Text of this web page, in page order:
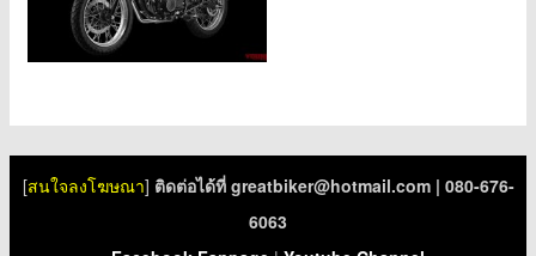
[สนใจลงโฆษณา] ติดต่อได้ที่ greatbiker@hotmail.com| 080-676-
6063